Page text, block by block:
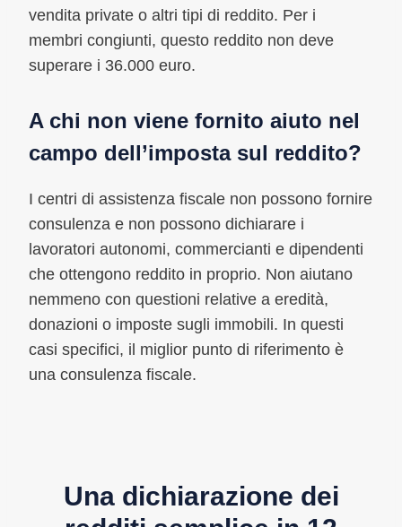
vendita private o altri tipi di reddito. Per i
membri congiunti, questo reddito non deve
superare i 36.000 euro.
A chi non viene fornito aiuto nel
campo dell’imposta sul reddito?
I centri di assistenza fiscale non possono fornire
consulenza e non possono dichiarare i
lavoratori autonomi, commercianti e dipendenti
che ottengono reddito in proprio. Non aiutano
nemmeno con questioni relative a eredità,
donazioni o imposte sugli immobili. In questi
casi specifici, il miglior punto di riferimento è
una consulenza fiscale.
Una dichiarazione dei